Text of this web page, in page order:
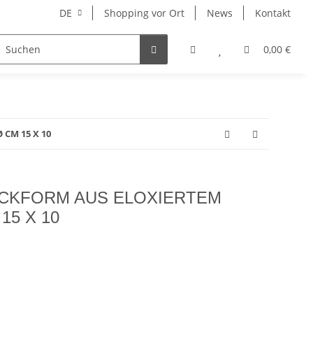
DE Shopping vor Ort News Kontakt
0,00 €
Hersteller
CM 15 X 10
AUS ELOXIERTEM
X 10